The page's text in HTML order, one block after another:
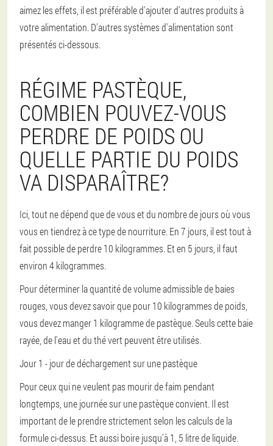
aimez les effets, il est préférable d'ajouter d'autres produits à
votre alimentation. D'autres systèmes d'alimentation sont
présentés ci-dessous.
RÉGIME PASTÈQUE,
COMBIEN POUVEZ-VOUS
PERDRE DE POIDS OU
QUELLE PARTIE DU POIDS
VA DISPARAÎTRE?
Ici, tout ne dépend que de vous et du nombre de jours où vous
vous en tiendrez à ce type de nourriture. En 7 jours, il est tout à
fait possible de perdre 10 kilogrammes. Et en 5 jours, il faut
environ 4 kilogrammes.
Pour déterminer la quantité de volume admissible de baies
rouges, vous devez savoir que pour 10 kilogrammes de poids,
vous devez manger 1 kilogramme de pastèque. Seuls cette baie
rayée, de l'eau et du thé vert peuvent être utilisés.
Jour 1 - jour de déchargement sur une pastèque
Pour ceux qui ne veulent pas mourir de faim pendant
longtemps, une journée sur une pastèque convient. Il est
important de le prendre strictement selon les calculs de la
formule ci-dessus. Et aussi boire jusqu'à 1, 5 litre de liquide.